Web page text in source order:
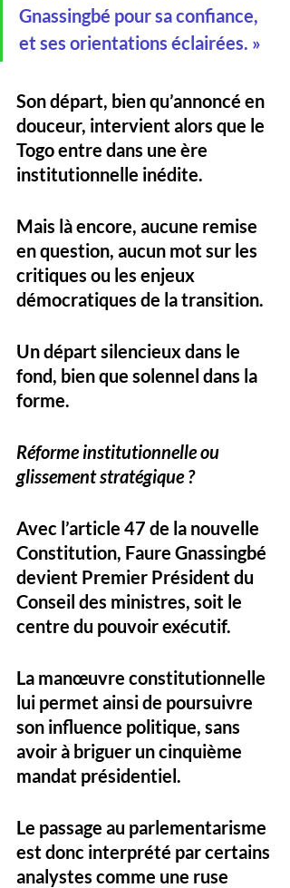
Gnassingbé pour sa confiance,
et ses orientations éclairées. »
Son départ, bien qu’annoncé en
douceur, intervient alors que le
Togo entre dans une ère
institutionnelle inédite.
Mais là encore, aucune remise
en question, aucun mot sur les
critiques ou les enjeux
démocratiques de la transition.
Un départ silencieux dans le
fond, bien que solennel dans la
forme.
Réforme institutionnelle ou
glissement stratégique ?
Avec l’article 47 de la nouvelle
Constitution, Faure Gnassingbé
devient Premier Président du
Conseil des ministres, soit le
centre du pouvoir exécutif.
La manœuvre constitutionnelle
lui permet ainsi de poursuivre
son influence politique, sans
avoir à briguer un cinquième
mandat présidentiel.
Le passage au parlementarisme
est donc interprété par certains
analystes comme une ruse